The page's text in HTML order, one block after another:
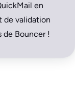
en
de validation
de Bouncer !